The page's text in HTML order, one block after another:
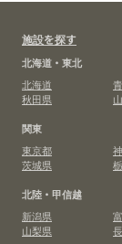
施設を探す
北海道・東北
北海道
秋田県
関東
東京都
茨城県
北陸・甲信越
新潟県
山梨県